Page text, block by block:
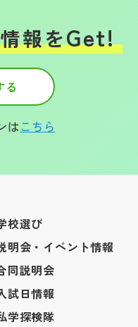
報をGet!
る
はこちら
校選び
明会・イベント情報
同説明会
試日情報
学探検隊